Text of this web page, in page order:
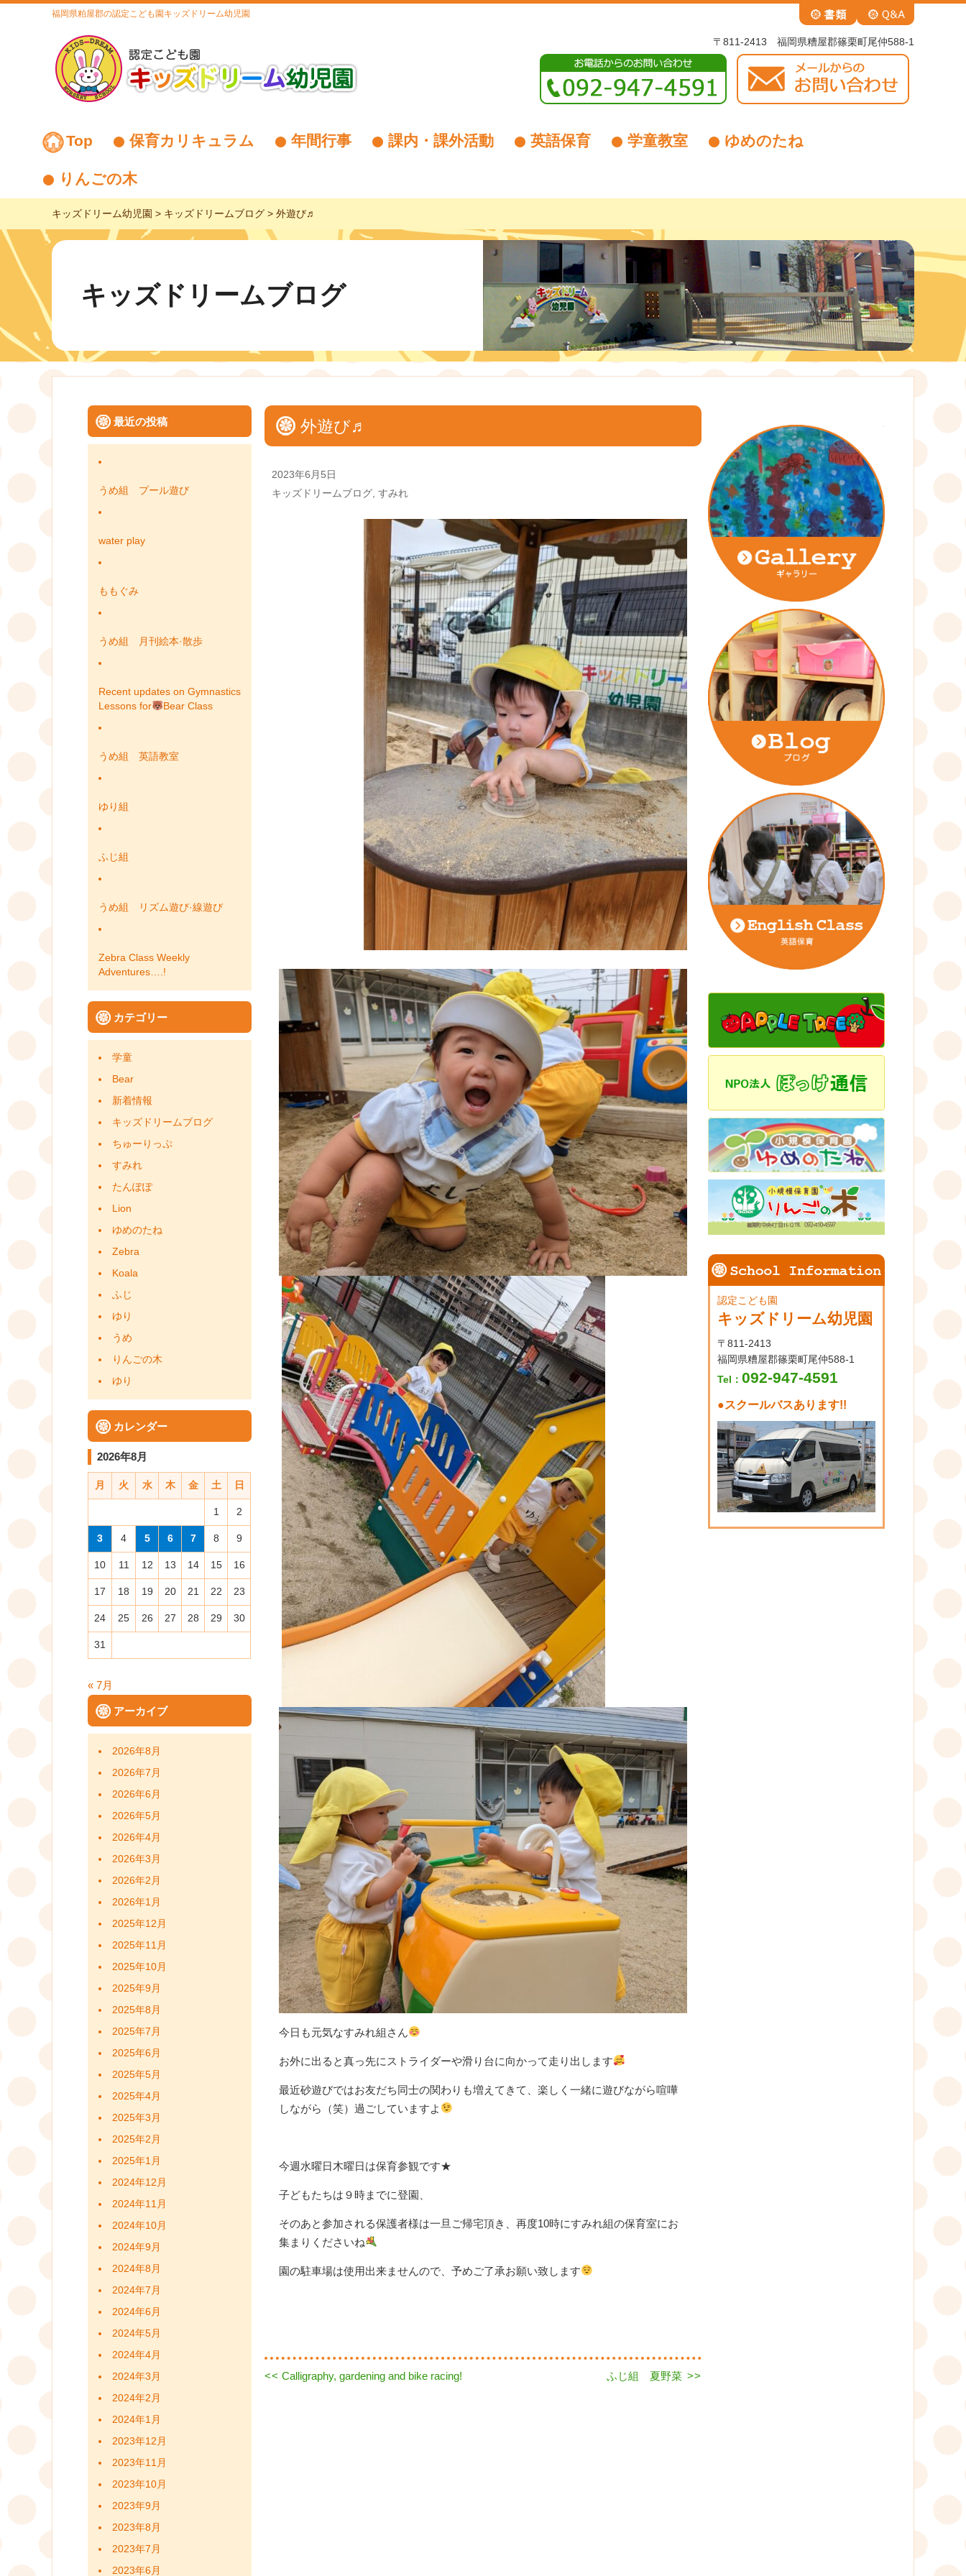
福岡県粕屋郡の認定こども園キッズドリーム幼児園
〒811-2413 福岡県糟屋郡篠栗町尾仲588-1
Top 保育カリキュラム 年間行事 課内・課外活動 英語保育 学童教室 ゆめのたね
りんごの木
キッズドリーム幼児園 > キッズドリームブログ > 外遊び♬
キッズドリームブログ
最近の投稿
うめ組 プール遊び
water play
ももぐみ
うめ組 月刊絵本·散歩
Recent updates on Gymnastics
Lessons for
Bear Class
うめ組 英語教室
ゆり組
ふじ組
うめ組 リズム遊び·線遊び
Zebra Class Weekly
Adventures….!
カテゴリー
学童
Bear
新着情報
キッズドリームブログ
ちゅーりっぷ
すみれ
たんぽぽ
Lion
ゆめのたね
Zebra
Koala
ふじ
ゆり
うめ
りんごの木
ゆり
カレンダー
2026年8月
月 火 水 木 金 土 日
1 2
3 4 5 6 7 8 9
10 11 12 13 14 15 16
17 18 19 20 21 22 23
24 25 26 27 28 29 30
31
« 7月
アーカイブ
2026年8月
2026年7月
2026年6月
2026年5月
2026年4月
2026年3月
2026年2月
2026年1月
2025年12月
2025年11月
2025年10月
2025年9月
2025年8月
2025年7月
2025年6月
2025年5月
2025年4月
2025年3月
2025年2月
2025年1月
2024年12月
2024年11月
2024年10月
2024年9月
2024年8月
2024年7月
2024年6月
2024年5月
2024年4月
2024年3月
2024年2月
2024年1月
2023年12月
2023年11月
2023年10月
2023年9月
2023年8月
2023年7月
2023年6月
外遊び♬
Posted
on
2023年6月5日
Categories
キッズドリームブログ, すみれ
今日も元気なすみれ組さん
お外に出ると真っ先にストライダーや滑り台に向かって走り出します
最近砂遊びではお友だち同士の関わりも増えてきて、楽しく一緒に遊びながら喧嘩
しながら（笑）過ごしていますよ
今週水曜日木曜日は保育参観です★
子どもたちは９時までに登園、
そのあと参加される保護者様は一旦ご帰宅頂き、再度10時にすみれ組の保育室にお
集まりくださいね
園の駐車場は使用出来ませんので、予めご了承お願い致します
投
Previous
<< Calligraphy, gardening and bike racing!
Next
ふじ組 夏野菜 >>
認定こども園
キッズドリーム幼児園
〒811-2413
福岡県糟屋郡篠栗町尾仲588-1
Tel：092-947-4591
●スクールバスあります!!